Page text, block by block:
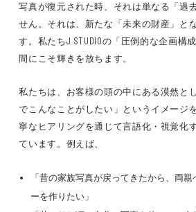
写真が復元された時、それは単なる「過
せん。それは、新たな「未来の財産」と
す。私たちJ STUDIOの「圧倒的な企画構
間にこそ輝きを放ちます。
私たちは、お客様の頭の中にある漠然と
でこんなことがしたい」というイメージ
寧なヒアリングを通じて言語化・視覚化
ています。例えば、
「昔の家族写真が戻ってきたから、両
ーを作りたい」